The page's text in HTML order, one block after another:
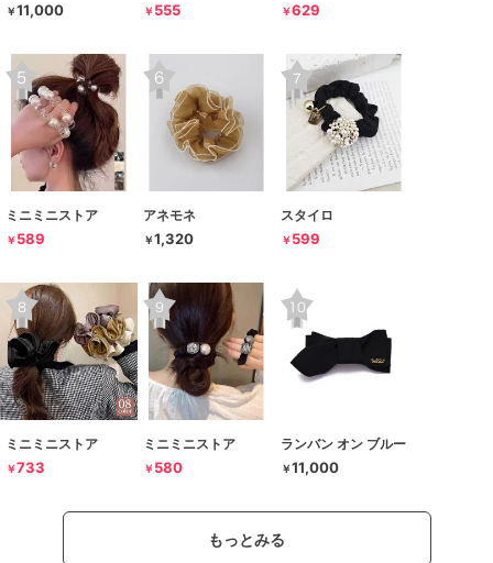
￥11,000 ￥ 555 ￥629
ミニミニストア
￥ 589
アネモネ
￥1,320
スタイロ
￥ 599
ミニミニストア
￥733
ミニミニストア
￥ 580
ランバン オン ブルー
￥11,000
もっとみる